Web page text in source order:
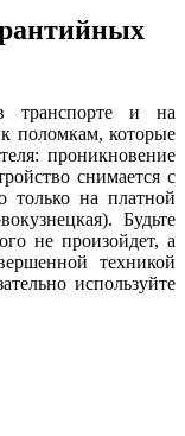
транспорте и на
поломкам, которые
проникновение
снимается с
только на платной
Будьте
не произойдет, а
техникой
используйте